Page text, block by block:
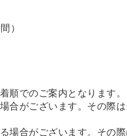
）
順でのご案内となります。
合がございます。その際
場合がございます。その